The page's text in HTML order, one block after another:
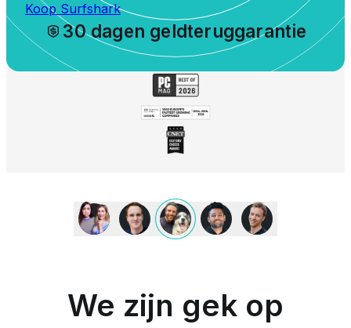
Koop Surfshark
30 dagen geldteruggarantie
We
zijn
gek
de
gebruiksvriendelijke
We zijn gek op